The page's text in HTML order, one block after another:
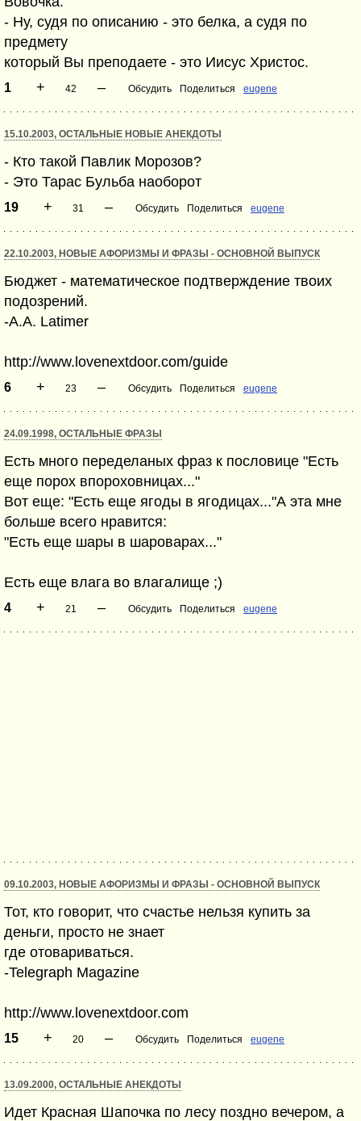
- Ну, судя по описанию - это белка, а судя по
предмету
который Вы преподаете - это Иисус Христос.
1 + 42 – Обсудить Поделиться eugene
15.10.2003, ОСТАЛЬНЫЕ НОВЫЕ АНЕКДОТЫ
- Кто такой Павлик Морозов?
- Это Тарас Бульба наоборот
19 + 31 – Обсудить Поделиться eugene
22.10.2003, НОВЫЕ АФОРИЗМЫ И ФРАЗЫ - ОСНОВНОЙ ВЫПУСК
Бюджет - математическое подтверждение твоих
подозрений.
-A.A. Latimer
http://www.lovenextdoor.com/guide
6 + 23 – Обсудить Поделиться eugene
24.09.1998, ОСТАЛЬНЫЕ ФРАЗЫ
Есть много переделаных фраз к пословице "Есть
еще порох впороховницах..."
Вот еще: "Есть еще ягоды в ягодицах..."А эта мне
больше всего нравится:
"Есть еще шары в шароварах..."
Есть еще влага во влагалище ;)
4 + 21 – Обсудить Поделиться eugene
09.10.2003, НОВЫЕ АФОРИЗМЫ И ФРАЗЫ - ОСНОВНОЙ ВЫПУСК
Тот, кто говорит, что счастье нельзя купить за
деньги, просто не знает
где отовариваться.
-Telegraph Magazine
http://www.lovenextdoor.com
15 + 20 – Обсудить Поделиться eugene
13.09.2000, ОСТАЛЬНЫЕ АНЕКДОТЫ
Идет Красная Шапочка по лесу поздно вечером, а